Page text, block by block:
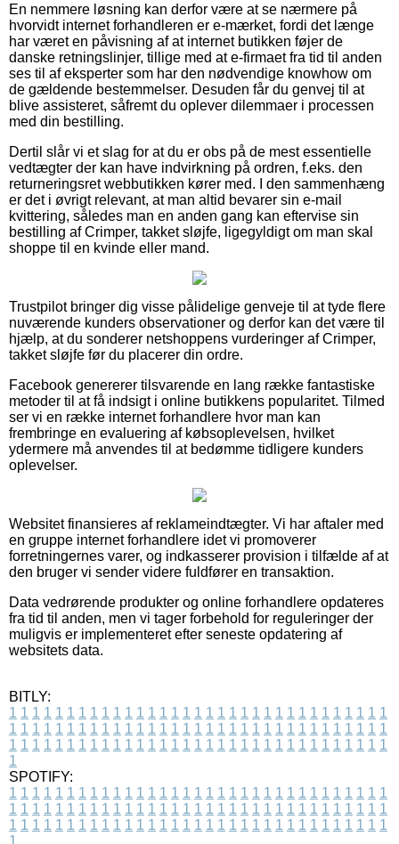
En nemmere løsning kan derfor være at se nærmere på
hvorvidt internet forhandleren er e-mærket, fordi det længe
har været en påvisning af at internet butikken føjer de
danske retningslinjer, tillige med at e-firmaet fra tid til anden
ses til af eksperter som har den nødvendige knowhow om
de gældende bestemmelser. Desuden får du genvej til at
blive assisteret, såfremt du oplever dilemmaer i processen
med din bestilling.
Dertil slår vi et slag for at du er obs på de mest essentielle
vedtægter der kan have indvirkning på ordren, f.eks. den
returneringsret webbutikken kører med. I den sammenhæng
er det i øvrigt relevant, at man altid bevarer sin e-mail
kvittering, således man en anden gang kan eftervise sin
bestilling af Crimper, takket sløjfe, ligegyldigt om man skal
shoppe til en kvinde eller mand.
Trustpilot bringer dig visse pålidelige genveje til at tyde flere
nuværende kunders observationer og derfor kan det være til
hjælp, at du sonderer netshoppens vurderinger af Crimper,
takket sløjfe før du placerer din ordre.
Facebook genererer tilsvarende en lang række fantastiske
metoder til at få indsigt i online butikkens popularitet. Tilmed
ser vi en række internet forhandlere hvor man kan
frembringe en evaluering af købsoplevelsen, hvilket
ydermere må anvendes til at bedømme tidligere kunders
oplevelser.
Websitet finansieres af reklameindtægter. Vi har aftaler med
en gruppe internet forhandlere idet vi promoverer
forretningernes varer, og indkasserer provision i tilfælde af at
den bruger vi sender videre fuldfører en transaktion.
Data vedrørende produkter og online forhandlere opdateres
fra tid til anden, men vi tager forbehold for reguleringer der
muligvis er implementeret efter seneste opdatering af
websitets data.
BITLY:
1 1 1 1 1 1 1 1 1 1 1 1 1 1 1 1 1 1 1 1 1 1 1 1 1 1 1 1 1 1 1 1 1
1 1 1 1 1 1 1 1 1 1 1 1 1 1 1 1 1 1 1 1 1 1 1 1 1 1 1 1 1 1 1 1 1
1 1 1 1 1 1 1 1 1 1 1 1 1 1 1 1 1 1 1 1 1 1 1 1 1 1 1 1 1 1 1 1 1
1
SPOTIFY:
1 1 1 1 1 1 1 1 1 1 1 1 1 1 1 1 1 1 1 1 1 1 1 1 1 1 1 1 1 1 1 1 1
1 1 1 1 1 1 1 1 1 1 1 1 1 1 1 1 1 1 1 1 1 1 1 1 1 1 1 1 1 1 1 1 1
1 1 1 1 1 1 1 1 1 1 1 1 1 1 1 1 1 1 1 1 1 1 1 1 1 1 1 1 1 1 1 1 1
1